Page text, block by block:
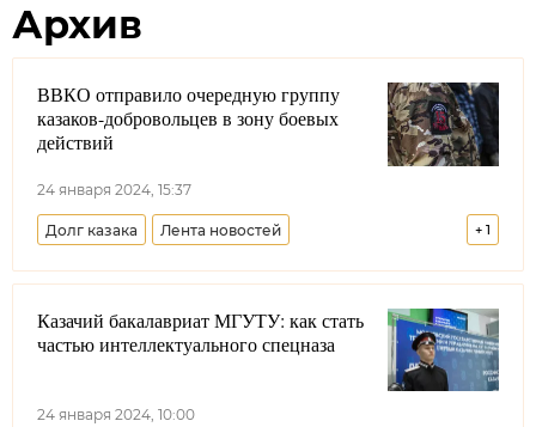
Архив
ВВКО отправило очередную группу
казаков-добровольцев в зону боевых
действий
24 января 2024, 15:37
+ 1
Долг казака Лента новостей
Волжское войсковое казачье общество
Казачий бакалавриат МГУТУ: как стать
частью интеллектуального спецназа
24 января 2024, 10:00